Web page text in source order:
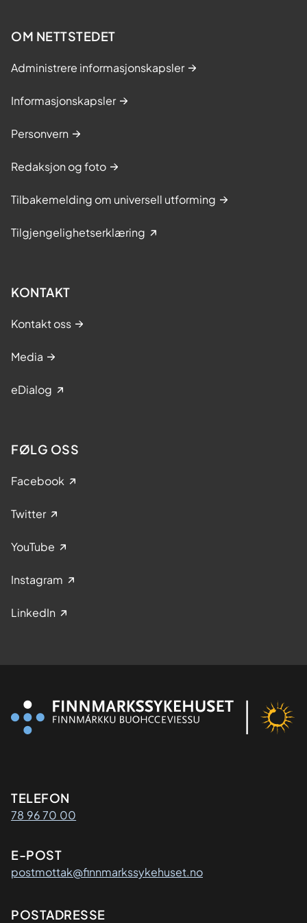
OM NETTSTEDET
Administrere informasjonskapsler
Informasjonskapsler
Personvern
Redaksjon og foto
Tilbakemelding om universell utforming
Tilgjengelighetserklæring
KONTAKT
Kontakt oss
Media
eDialog
FØLG OSS
Facebook
Twitter
YouTube
Instagram
LinkedIn
Kontaktinformasjon
TELEFON
78 96 70 00
E-POST
postmottak@finnmarkssykehuset.no
Adresse
POSTADRESSE